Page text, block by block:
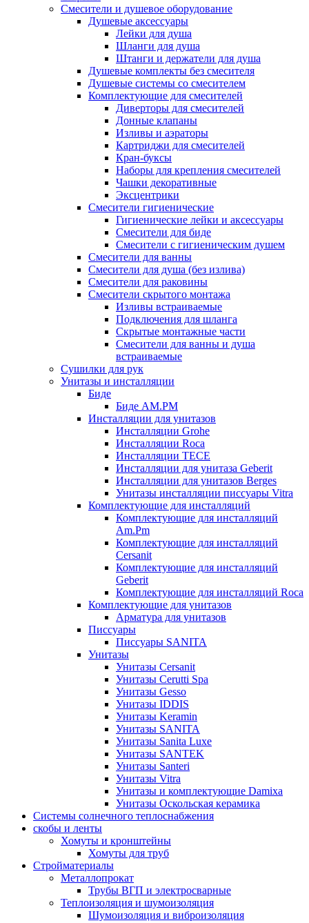
Смесители и душевое оборудование
Душевые аксессуары
Лейки для душа
Шланги для душа
Штанги и держатели для душа
Душевые комплекты без смесителя
Душевые системы со смесителем
Комплектующие для смесителей
Диверторы для смесителей
Донные клапаны
Изливы и аэраторы
Картриджи для смесителей
Кран-буксы
Наборы для крепления смесителей
Чашки декоративные
Эксцентрики
Смесители гигиенические
Гигиенические лейки и аксессуары
Смесители для биде
Смесители с гигиеническим душем
Смесители для ванны
Смесители для душа (без излива)
Смесители для раковины
Смесители скрытого монтажа
Изливы встраиваемые
Подключения для шланга
Скрытые монтажные части
Смесители для ванны и душа
встраиваемые
Сушилки для рук
Унитазы и инсталляции
Биде
Биде AM.PM
Инсталляции для унитазов
Инсталляции Grohe
Инсталляции Roca
Инсталляции TECE
Инсталляции для унитаза Geberit
Инсталляции для унитазов Berges
Унитазы инсталляции писсуары Vitra
Комплектующие для инсталляций
Комплектующие для инсталляций
Am.Pm
Комплектующие для инсталляций
Cersanit
Комплектующие для инсталляций
Geberit
Комплектующие для инсталляций Roca
Комплектующие для унитазов
Арматура для унитазов
Писсуары
Писсуары SANITA
Унитазы
Унитазы Cersanit
Унитазы Cerutti Spa
Унитазы Gesso
Унитазы IDDIS
Унитазы Keramin
Унитазы SANITA
Унитазы Sanita Luxe
Унитазы SANTEK
Унитазы Santeri
Унитазы Vitra
Унитазы и комплектующие Damixa
Унитазы Оскольская керамика
Системы солнечного теплоснабжения
скобы и ленты
Хомуты и кронштейны
Хомуты для труб
Стройматериалы
Металлопрокат
Трубы ВГП и электросварные
Теплоизоляция и шумоизоляция
Шумоизоляция и виброизоляция